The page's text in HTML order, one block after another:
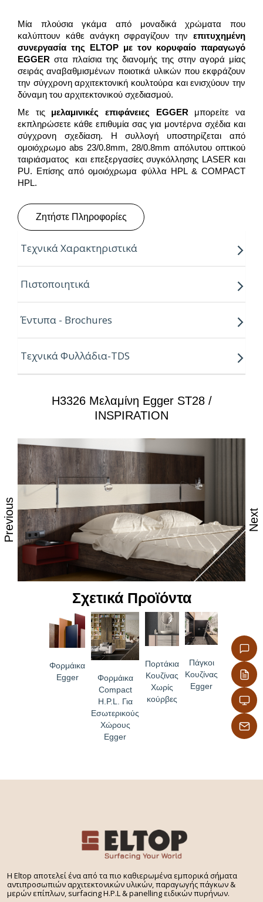
Μία πλούσια γκάμα από μοναδικά χρώματα που
καλύπτουν κάθε ανάγκη σφραγίζουν την επιτυχημένη
συνεργασία της ELTOP με τον κορυφαίο παραγωγό
EGGER στα πλαίσια της διανομής της στην αγορά μίας
σειράς αναβαθμισμένων ποιοτικά υλικών που εκφράζουν
την σύγχρονη αρχιτεκτονική κουλτούρα και ενισχύουν την
δύναμη του αρχιτεκτονικού σχεδιασμού.
Με τις μελαμινικές επιφάνειες EGGER μπορείτε να
εκπληρώσετε κάθε επιθυμία σας για μοντέρνα σχέδια και
σύγχρονη σχεδίαση. Η συλλογή υποστηρίζεται από
ομοιόχρωμο abs 23/0.8mm, 28/0.8mm απόλυτου οπτικού
ταιριάσματος και επεξεργασίες συγκόλλησης LASER και
PU. Επίσης από ομοιόχρωμα φύλλα HPL & COMPACT
HPL.
Ζητήστε Πληροφορίες
Τεχνικά Χαρακτηριστικά
Παραγόμενο μήκος:
Παραγόμενο πλάτος:2.07m
Πάχος: 8,16,18,25mm
Ιδιότητες:
– Ανθεκτικότητα στη θερμότητα και τον ατμό
– Υψηλές αντοχές στη καθημερινή φθορά από τριβή,
κρούση & χάραξη
– Δυνατότητα εύκολου καθημερινού καθαρισμού
– Επιφάνεια απόλυτα υγιεινή
– Υψηλή αντοχή στον αποχρωματισμό και το
θάμπωμα
– Υψηλή αντοχή στα χημικά
– Υψηλή αισθητική, υφή και αφή
Πιστοποιητικά
Έντυπα - Brochures
Τεχνικά Φυλλάδια-TDS
H3326 Μελαμίνη Egger ST28 /
INSPIRATION
Previous Next
Σχετικά Προϊόντα
Φορμάικα
Egger
Φορμάικα
Compact
H.P.L. Για
Εσωτερικούς
Χώρους
Egger
Πορτάκια
Κουζίνας
Χωρίς
κούρβες
Πάγκοι
Κουζίνας
Egger
H Eltop αποτελεί ένα από τα πιο καθιερωμένα εμπορικά σήματα
αντιπροσωπιών αρχιτεκτονικών υλικών, παραγωγής πάγκων &
μερών επίπλων, surfacing H.P.L & panelling ειδικών πυρήνων.